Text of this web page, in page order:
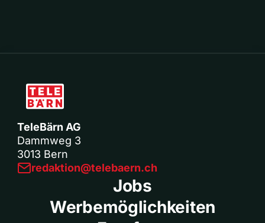
TeleBärn AG
Dammweg 3
3013 Bern
redaktion@telebaern.ch
Jobs
Werbemöglichkeiten